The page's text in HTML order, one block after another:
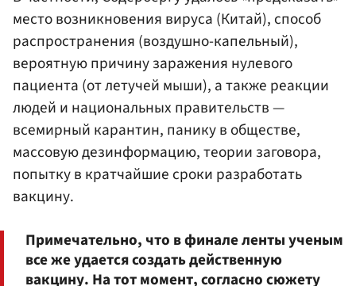
место возникновения вируса (Китай), способ
распространения (воздушно-капельный),
вероятную причину заражения нулевого
пациента (от летучей мыши), а также реакции
людей и национальных правительств —
всемирный карантин, панику в обществе,
массовую дезинформацию, теории заговора,
попытку в кратчайшие сроки разработать
вакцину.
Примечательно, что в финале ленты ученым
все же удается создать действенную
вакцину. На тот момент, согласно сюжету